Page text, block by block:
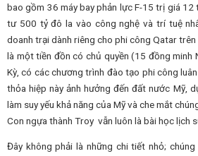
bao gồm 36 máy bay phản lực F-15 trị giá 12
tư 500 tỷ đô la vào công nghệ và trí tuệ
doanh trại dành riêng cho phi công Qatar
là một tiền đồn có chủ quyền (15 đồng minh
Kỳ, có các chương trình đào tạo phi công
thỏa hiệp này ảnh hưởng đến đất nước Mỹ,
làm suy yếu khả năng của Mỹ và che mắt
Con ngựa thành Troy vẫn luôn là bài học lịch
Đây không phải là những chi tiết nhỏ;